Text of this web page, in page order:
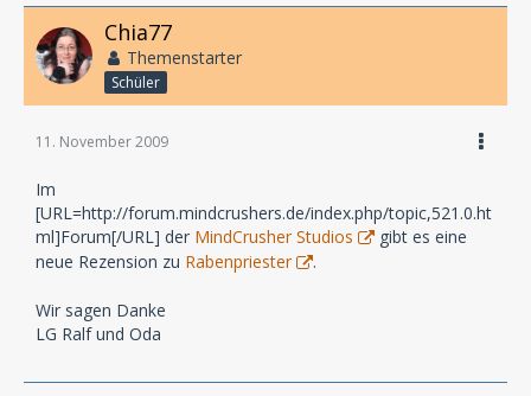
Chia77
Themenstarter
Schüler
11. November 2009
Im
[URL=http://forum.mindcrushers.de/index.php/topic,521.0.ht
ml]Forum[/URL] der MindCrusher Studios
gibt es eine
neue Rezension zu Rabenpriester .
Wir sagen Danke
LG Ralf und Oda